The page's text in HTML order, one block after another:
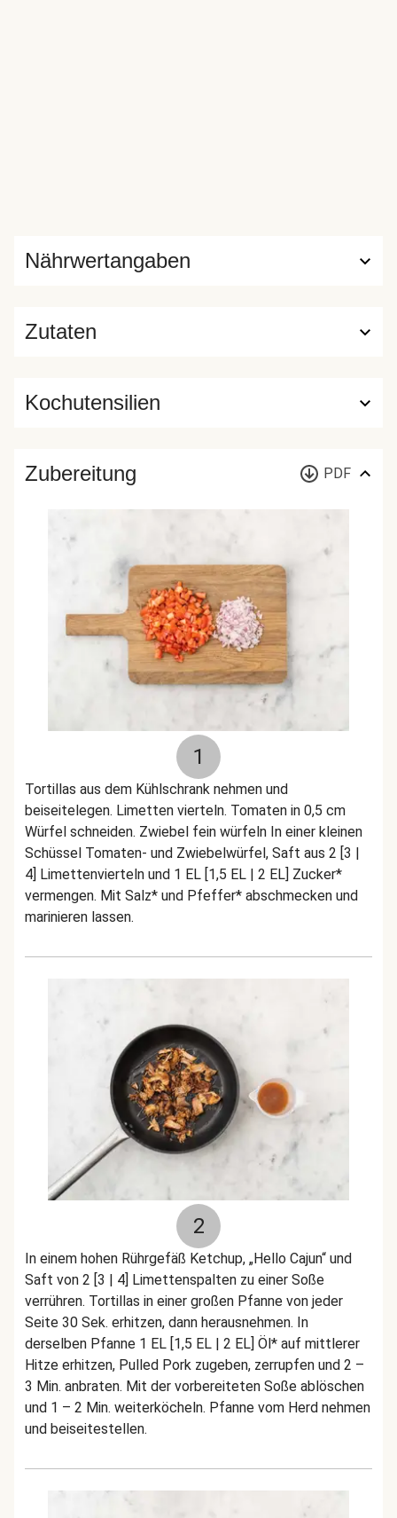
Zutaten
Nährwertangaben
Kochutensilien
Zubereitung PDF
1
Tortillas aus dem Kühlschrank nehmen und
beiseitelegen. Limetten vierteln. Tomaten in 0,5 cm
Würfel schneiden. Zwiebel fein würfeln In einer kleinen
Schüssel Tomaten- und Zwiebelwürfel, Saft aus 2 [3 |
4] Limettenvierteln und 1 EL [1,5 EL | 2 EL] Zucker*
vermengen. Mit Salz* und Pfeffer* abschmecken und
marinieren lassen.
2
In einem hohen Rührgefäß Ketchup, „Hello Cajun“ und
Saft von 2 [3 | 4] Limettenspalten zu einer Soße
verrühren. Tortillas in einer großen Pfanne von jeder
Seite 30 Sek. erhitzen, dann herausnehmen. In
derselben Pfanne 1 EL [1,5 EL | 2 EL] Öl* auf mittlerer
Hitze erhitzen, Pulled Pork zugeben, zerrupfen und 2 –
3 Min. anbraten. Mit der vorbereiteten Soße ablöschen
und 1 – 2 Min. weiterköcheln. Pfanne vom Herd nehmen
und beiseitestellen.